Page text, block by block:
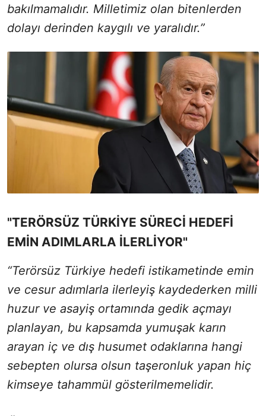
bakılmamalıdır. Milletimiz olan bitenlerden
dolayı derinden kaygılı ve yaralıdır.”
"TERÖRSÜZ TÜRKİYE SÜRECİ HEDEFİ
EMİN ADIMLARLA İLERLİYOR"
“Terörsüz Türkiye hedefi istikametinde emin
ve cesur adımlarla ilerleyiş kaydederken milli
huzur ve asayiş ortamında gedik açmayı
planlayan, bu kapsamda yumuşak karın
arayan iç ve dış husumet odaklarına hangi
sebepten olursa olsun taşeronluk yapan hiç
kimseye tahammül gösterilmemelidir.